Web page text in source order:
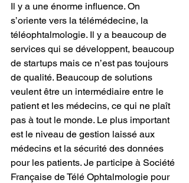
Il y a une énorme influence. On
s’oriente vers la télémédecine, la
téléophtalmologie. Il y a beaucoup de
services qui se développent, beaucoup
de startups mais ce n’est pas toujours
de qualité. Beaucoup de solutions
veulent être un intermédiaire entre le
patient et les médecins, ce qui ne plaît
pas à tout le monde. Le plus important
est le niveau de gestion laissé aux
médecins et la sécurité des données
pour les patients. Je participe à Société
Française de Télé Ophtalmologie pour